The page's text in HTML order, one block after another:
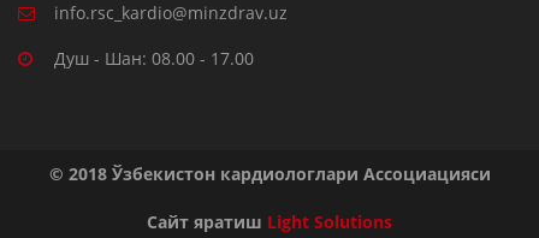
info.rsc_kardio@minzdrav.uz
Душ - Шан: 08.00 - 17.00
© 2018 Ўзбекистон кардиологлари Ассоциацияси
Сайт яратиш Light Solutions